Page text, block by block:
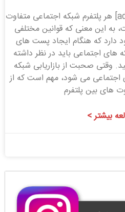
[ad_1] هر پلتفرم شبکه اجتماعی متفاوت
به این معنی که قوانین مختلفی
دارد که هنگام ایجاد پست های
های اجتماعی باید در نظر داشته
وقتی صحبت از بازاریابی شبکه
اجتماعی می شود، مهم است که از
های بین پلتفرم
بیشتر >